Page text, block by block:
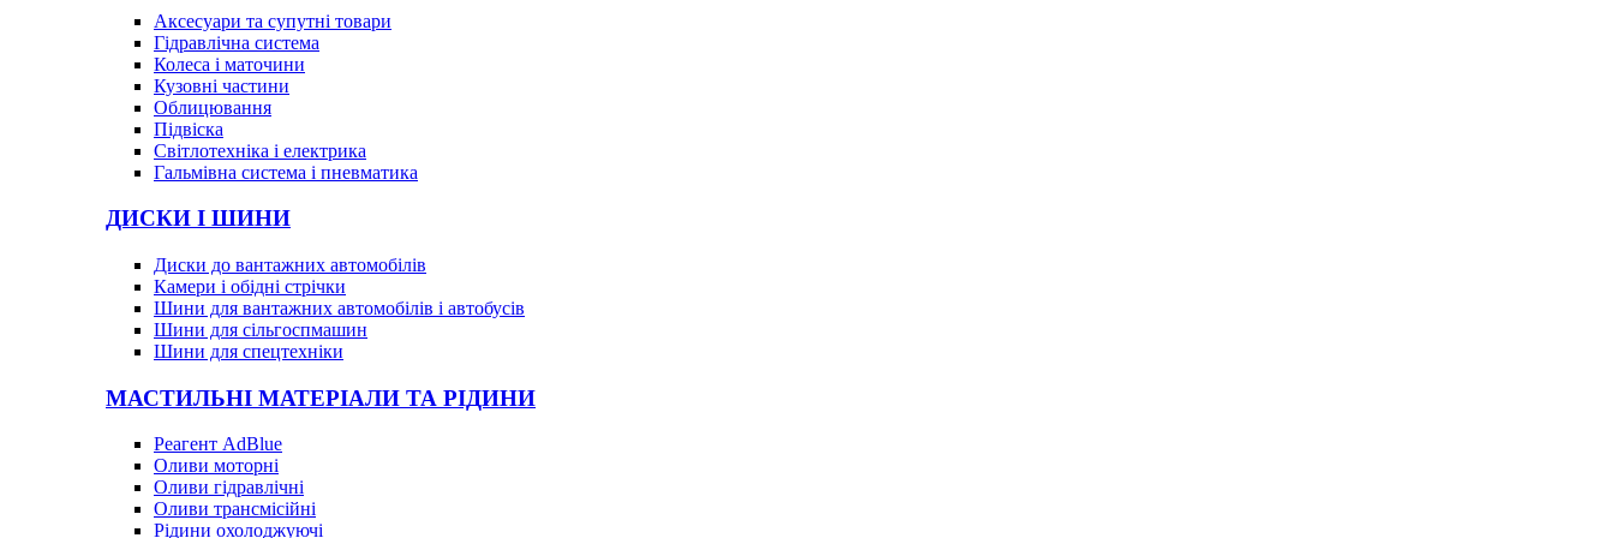
Аксесуари та супутні товари
Гідравлічна система
Колеса і маточини
Кузовні частини
Облицювання
Підвіска
Світлотехніка і електрика
Гальмівна система і пневматика
ДИСКИ І ШИНИ
Диски до вантажних автомобілів
Камери і обідні стрічки
Шини для вантажних автомобілів і автобусів
Шини для сільгоспмашин
Шини для спецтехніки
МАСТИЛЬНІ МАТЕРІАЛИ ТА РІДИНИ
Реагент AdBlue
Оливи моторні
Оливи гідравлічні
Оливи трансмісійні
Рідини охолоджуючі